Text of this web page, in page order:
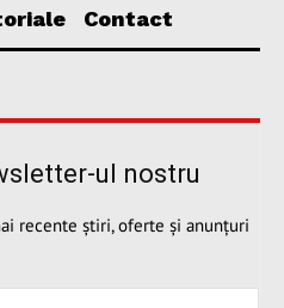
Contact
ul nostru
recente știri, oferte și anunțuri